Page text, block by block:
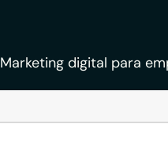
Marketing digital para